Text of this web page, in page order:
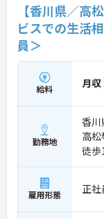
【香川県／高
ビスでの生活
員＞
給料 月収
勤務地
香川
高松
徒歩
雇用形態 正